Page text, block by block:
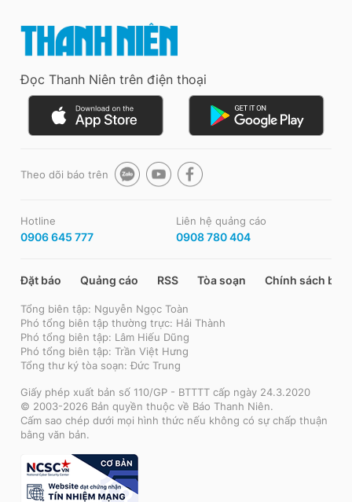
Đọc Thanh Niên trên điện thoại
Theo dõi báo trên
Hotline
0906 645 777
Liên hệ quảng cáo
0908 780 404
Đặt báo Quảng cáo RSS Tòa soạn Chính sách bảo
Tổng biên tập: Nguyễn Ngọc Toàn
Phó tổng biên tập thường trực: Hải Thành
Phó tổng biên tập: Lâm Hiếu Dũng
Phó tổng biên tập: Trần Việt Hưng
Tổng thư ký tòa soạn: Đức Trung
Giấy phép xuất bản số 110/GP - BTTTT cấp ngày 24.3.2020
© 2003-2026 Bản quyền thuộc về Báo Thanh Niên.
Cấm sao chép dưới mọi hình thức nếu không có sự chấp thuận
bằng văn bản.